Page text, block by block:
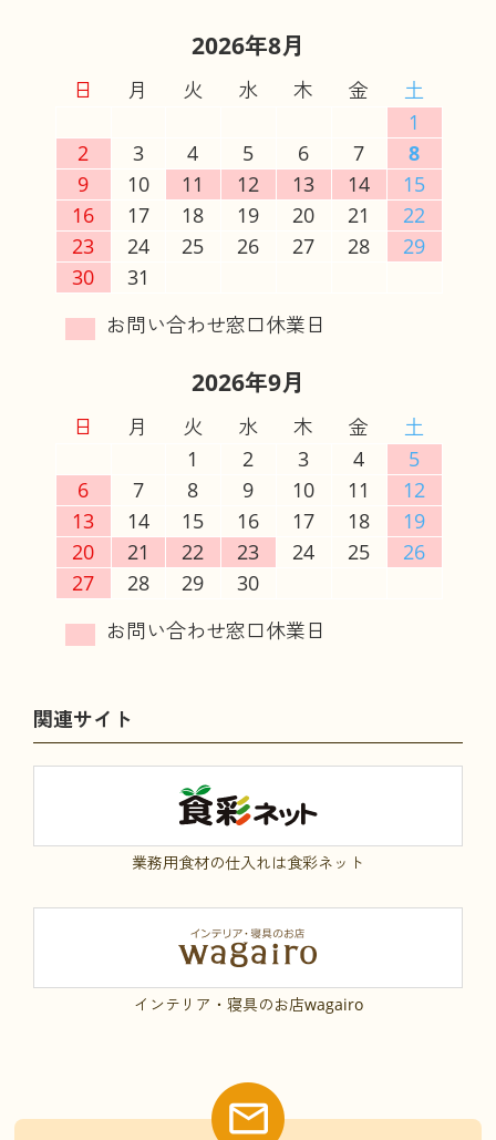
2026年8月
日 月 火 水 木 金
土
1
2
3 4 5 6 7
8
9
10 11 12 13 14
15
16
17 18 19 20 21
22
23
24 25 26 27 28
29
30
31
2026年9月
日 月 火 水 木 金
土
1
2 3 4
5
6
7 8 9 10 11
12
13
14 15 16 17 18
19
20
21 22 23 24 25
26
27
28 29 30
関連サイト
業務用食材の仕入れは食彩ネット
インテリア・寝具のお店wagairo